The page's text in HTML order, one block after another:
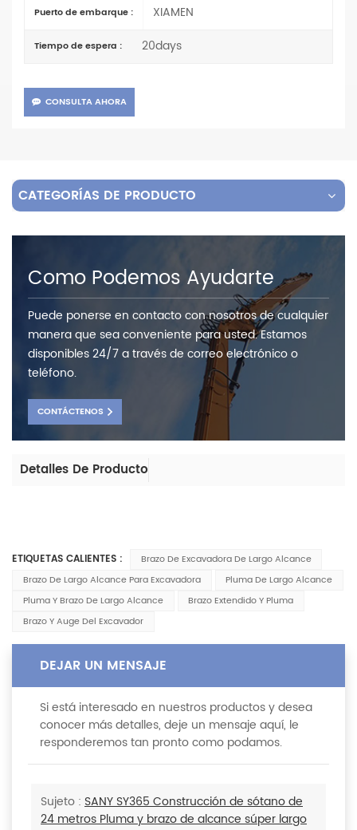
Puerto de embarque : XIAMEN
Tiempo de espera : 20days
CONSULTA AHORA
CATEGORÍAS DE PRODUCTO
Como Podemos Ayudarte
Puede ponerse en contacto con nosotros de cualquier
manera que sea conveniente para usted. Estamos
disponibles 24/7 a través de correo electrónico o
teléfono.
CONTÁCTENOS
Detalles De Producto
ETIQUETAS CALIENTES :
Brazo De Excavadora De Largo Alcance
Brazo De Largo Alcance Para Excavadora
Pluma De Largo Alcance
Pluma Y Brazo De Largo Alcance
Brazo Extendido Y Pluma
Brazo Y Auge Del Excavador
DEJAR UN MENSAJE
Si está interesado en nuestros productos y desea
conocer más detalles, deje un mensaje aquí, le
responderemos tan pronto como podamos.
Sujeto : SANY SY365 Construcción de sótano de
24 metros Pluma y brazo de alcance súper largo